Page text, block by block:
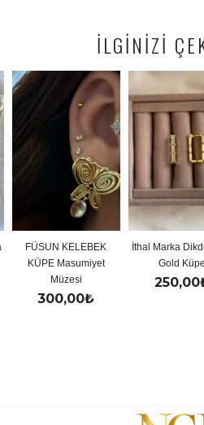
İLGİNİZİ
FÜSUN KELEBEK
KÜPE Masumiyet
Müzesi
300,00₺
İthal Marka
Gold Küpe
250,00₺